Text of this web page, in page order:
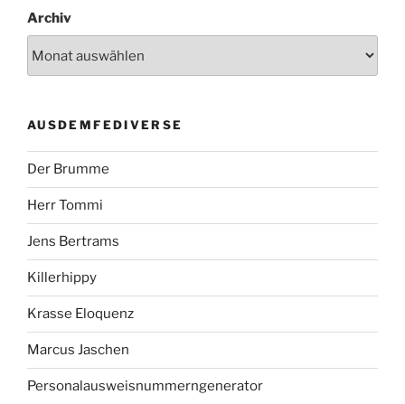
Archiv
AUSDEMFEDIVERSE
Der Brumme
Herr Tommi
Jens Bertrams
Killerhippy
Krasse Eloquenz
Marcus Jaschen
Personalausweisnummerngenerator